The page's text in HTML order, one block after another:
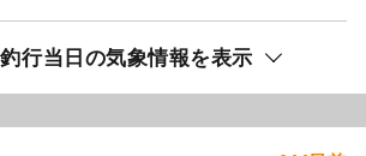
釣行当日の気象情報を表示